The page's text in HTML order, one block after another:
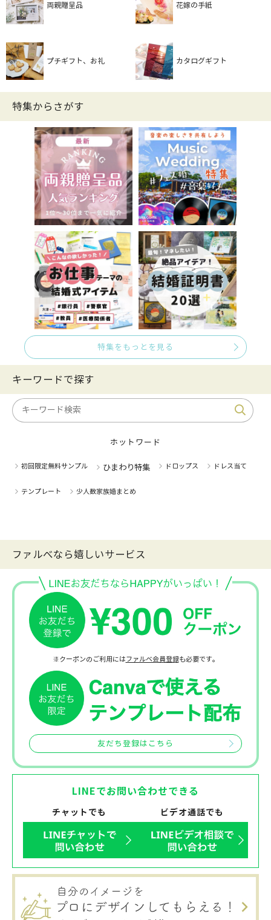
両親贈呈品 花嫁の手紙
プチギフト、お礼 カタログギフト
特集からさがす
特集をもっとを見る
キーワードで探す
ホットワード
初回限定無料サンプル ひまわり特集 ドロップス ドレス当て
テンプレート 少人数家族婚まとめ
ファルべなら嬉しいサービス
※クーポンのご利用にはファルベ会員登録も必要です。
友だち登録はこちら
LINEでお問い合わせできる
チャットでも ビデオ通話でも